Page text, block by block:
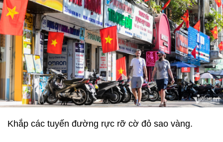
Khắp các tuyến đường rực rỡ cờ đỏ sao vàng.